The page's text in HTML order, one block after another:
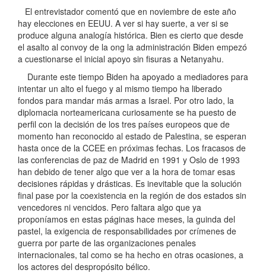
El entrevistador comentó que en noviembre de este año
hay elecciones en EEUU. A ver si hay suerte, a ver si se
produce alguna analogía histórica. Bien es cierto que desde
el asalto al convoy de la ong la administración Biden empezó
a cuestionarse el inicial apoyo sin fisuras a Netanyahu.
Durante este tiempo Biden ha apoyado a mediadores para
intentar un alto el fuego y al mismo tiempo ha liberado
fondos para mandar más armas a Israel. Por otro lado, la
diplomacia norteamericana curiosamente se ha puesto de
perfil con la decisión de los tres países europeos que de
momento han reconocido al estado de Palestina, se esperan
hasta once de la CCEE en próximas fechas. Los fracasos de
las conferencias de paz de Madrid en 1991 y Oslo de 1993
han debido de tener algo que ver a la hora de tomar esas
decisiones rápidas y drásticas. Es inevitable que la solución
final pase por la coexistencia en la región de dos estados sin
vencedores ni vencidos. Pero faltara algo que ya
proponíamos en estas páginas hace meses, la guinda del
pastel, la exigencia de responsabilidades por crímenes de
guerra por parte de las organizaciones penales
internacionales, tal como se ha hecho en otras ocasiones, a
los actores del despropósito bélico.